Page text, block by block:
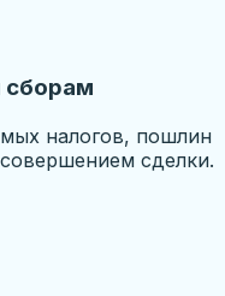
сборам
налогов, пошлин
сделки.